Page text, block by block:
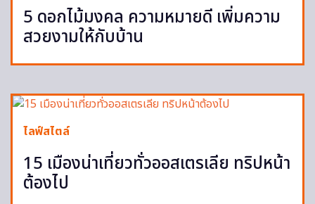
5 ดอกไม้มงคล ความหมายดี เพิ่มความ
สวยงามให้กับบ้าน
ไลฟ์สไตล์
15 เมืองน่าเที่ยวทั่วออสเตรเลีย ทริปหน้า
ต้องไป